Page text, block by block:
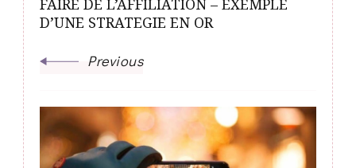
FAIRE DE L’AFFILIATION – EXEMPLE
D’UNE STRATEGIE EN OR
Previous